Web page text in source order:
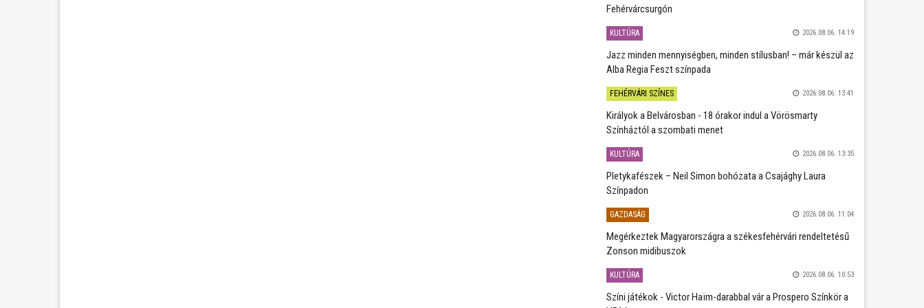
Fehérvárcsurgón
KULTÚRA 2026.08.06. 14:19
Jazz minden mennyiségben, minden stílusban! – már készül az
Alba Regia Feszt színpada
FEHÉRVÁRI SZÍNES 2026.08.06. 13:41
Királyok a Belvárosban - 18 órakor indul a Vörösmarty
Színháztól a szombati menet
KULTÚRA 2026.08.06. 13:35
Pletykafészek – Neil Simon bohózata a Csajághy Laura
Színpadon
GAZDASÁG 2026.08.06. 11:04
Megérkeztek Magyarországra a székesfehérvári rendeltetésű
Zonson midibuszok
KULTÚRA 2026.08.06. 10:53
Színi játékok - Victor Haïm-darabbal vár a Prospero Színkör a